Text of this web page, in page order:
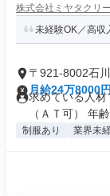
株式会社ミヤタクリ
未経験OK／高収
〒921-8002石
月給24万8000
求めている人
（ＡＴ可） 年
制服あり 業界未